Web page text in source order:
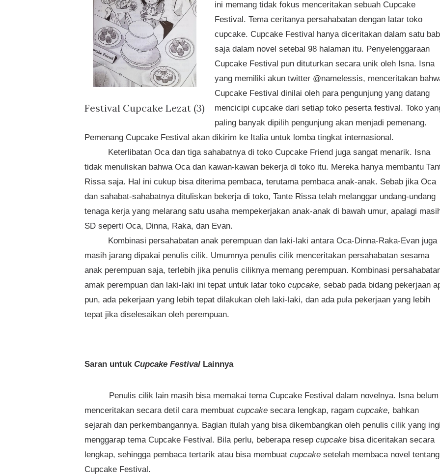
Festival Cupcake Lezat (3)
ini memang tidak fokus menceritakan sebuah Cupcake
Festival. Tema ceritanya persahabatan dengan latar toko
cupcake. Cupcake Festival hanya diceritakan dalam satu bab
saja dalam novel setebal 98 halaman itu. Penyelenggaraan
Cupcake Festival pun dituturkan secara unik oleh Isna. Isna
yang memiliki akun twitter @namelessis, menceritakan
Cupcake Festival dinilai oleh para pengunjung yang datang
mencicipi cupcake dari setiap toko peserta festival. Toko
paling banyak dipilih pengunjung akan menjadi pemenang.
Pemenang Cupcake Festival akan dikirim ke Italia untuk lomba tingkat internasional.
Keterlibatan Oca dan tiga sahabatnya di toko Cupcake Friend juga sangat menarik. Isna
tidak menuliskan bahwa Oca dan kawan-kawan bekerja di toko itu. Mereka hanya membantu
Rissa saja. Hal ini cukup bisa diterima pembaca, terutama pembaca anak-anak. Sebab jika Oca
dan sahabat-sahabatnya dituliskan bekerja di toko, Tante Rissa telah melanggar undang-undang
tenaga kerja yang melarang satu usaha mempekerjakan anak-anak di bawah umur, apalagi
SD seperti Oca, Dinna, Raka, dan Evan.
Kombinasi persahabatan anak perempuan dan laki-laki antara Oca-Dinna-Raka-Evan juga
masih jarang dipakai penulis cilik. Umumnya penulis cilik menceritakan persahabatan sesama
anak perempuan saja, terlebih jika penulis ciliknya memang perempuan. Kombinasi
amak perempuan dan laki-laki ini tepat untuk latar toko cupcake, sebab pada bidang pekerjaan
pun, ada pekerjaan yang lebih tepat dilakukan oleh laki-laki, dan ada pula pekerjaan yang lebih
tepat jika diselesaikan oleh perempuan.
Saran untuk Cupcake Festival Lainnya
Penulis cilik lain masih bisa memakai tema Cupcake Festival dalam novelnya. Isna belum
menceritakan secara detil cara membuat cupcake secara lengkap, ragam cupcake, bahkan
sejarah dan perkembangannya. Bagian itulah yang bisa dikembangkan oleh penulis cilik yang
menggarap tema Cupcake Festival. Bila perlu, beberapa resep cupcake bisa diceritakan secara
lengkap, sehingga pembaca tertarik atau bisa membuat cupcake setelah membaca novel tentang
Cupcake Festival.